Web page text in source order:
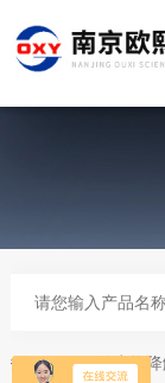
热门关键词：微生物降解呼吸仪